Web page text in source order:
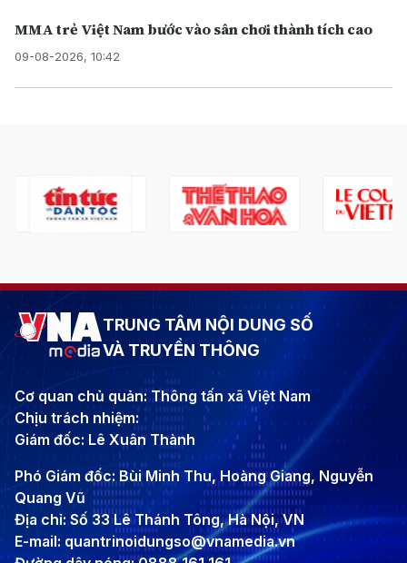
MMA trẻ Việt Nam bước vào sân chơi thành tích cao
09-08-2026, 10:42
TRUNG TÂM NỘI DUNG SỐ
VÀ TRUYỀN THÔNG
Cơ quan chủ quản: Thông tấn xã Việt Nam
Chịu trách nhiệm:
Giám đốc: Lê Xuân Thành
Phó Giám đốc: Bùi Minh Thu, Hoàng Giang, Nguyễn
Quang Vũ
Địa chỉ: Số 33 Lê Thánh Tông, Hà Nội, VN
E-mail: quantrinoidungso@vnamedia.vn